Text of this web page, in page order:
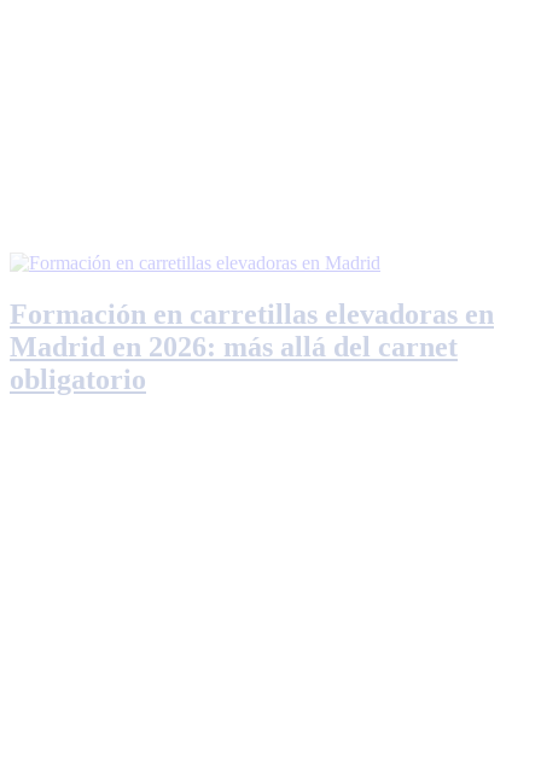
Formación en carretillas elevadoras en
Madrid en 2026: más allá del carnet
obligatorio